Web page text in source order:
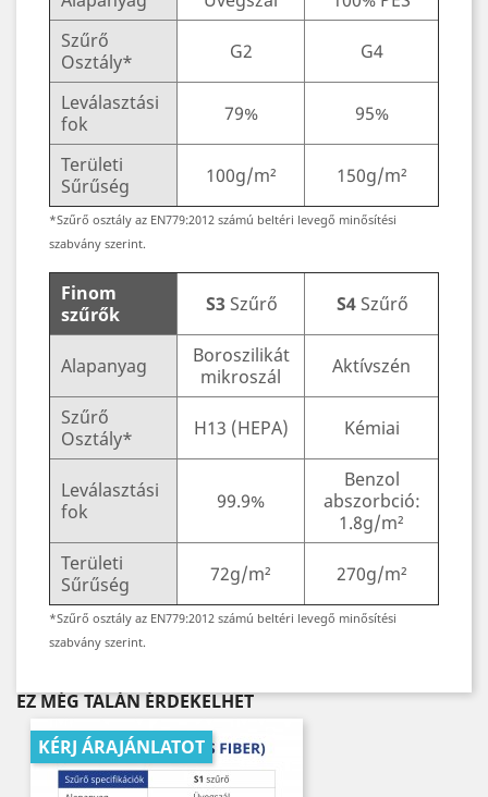
Szűrő
Osztály*
G2 G4
Leválasztási
fok
79% 95%
Területi
Sűrűség
100g/m² 150g/m²
*Szűrő osztály az EN779:2012 számú beltéri levegő minősítési
szabvány szerint.
Finom
szűrők
S3Szűrő S4Szűrő
Alapanyag
Boroszilikát
mikroszál
Aktívszén
Szűrő
Osztály*
H13 (HEPA) Kémiai
Leválasztási
fok
99.9%
Benzol
abszorbció:
1.8g/m²
Területi
Sűrűség
72g/m² 270g/m²
*Szűrő osztály az EN779:2012 számú beltéri levegő minősítési
szabvány szerint.
EZ MÉG TALÁN ÉRDEKELHET
KÉRJ ÁRAJÁNLATOT